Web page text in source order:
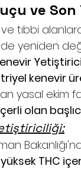
ve
tıbbi
yeniden
kenevir
yasal ekim
olan
yüksek THC